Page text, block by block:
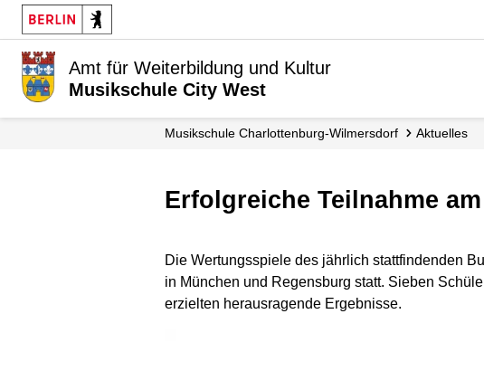
Amt für Weiterbildung und Kultur
Musikschule City West
Musikschule Charlottenburg-Wilmersdorf Aktuelles
Erfolgreiche Teilnahme
Die Wertungsspiele des jährlich stattfindenden
in München und Regensburg statt. Sieben
erzielten herausragende Ergebnisse.